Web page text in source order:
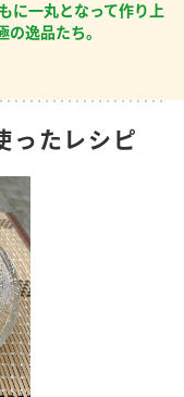
に一丸となって作り上
の逸品たち。
ったレシピ